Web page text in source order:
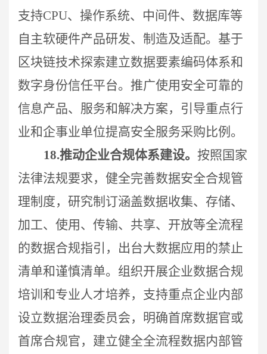
支持CPU、操作系统、中间件、数据库等
自主软硬件产品研发、制造及适配。基于
区块链技术探索建立数据要素编码体系和
数字身份信任平台。推广使用安全可靠的
信息产品、服务和解决方案，引导重点行
业和企事业单位提高安全服务采购比例。
18.推动企业合规体系建设。 按照国家
法律法规要求， 健全完善数据安全合规管
理制度，研究制订涵盖数据收集、存储、
加工、使用、传输、共享、开放等全流程
的数据合规指引，出台大数据应用的禁止
清单和谨慎清单。组织开展企业数据合规
培训和专业人才培养，支持重点企业内部
设立数据治理委员会，明确首席数据官或
首席合规官，建立健全全流程数据内部管